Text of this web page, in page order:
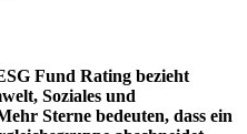
Fund Rating bezieht
Soziales und
Sterne bedeuten, dass ein